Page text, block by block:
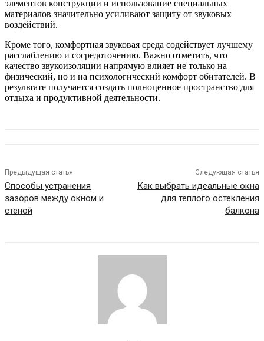
элементов конструкции и использование специальных
материалов значительно усиливают защиту от звуковых
воздействий.
Кроме того, комфортная звуковая среда содействует лучшему
расслаблению и сосредоточению. Важно отметить, что
качество звукоизоляции напрямую влияет не только на
физический, но и на психологический комфорт обитателей. В
результате получается создать полноценное пространство для
отдыха и продуктивной деятельности.
Предыдущая статья
Способы устранения
зазоров между окном и
стеной
Следующая статья
Как выбрать идеальные окна
для теплого остекления
балкона